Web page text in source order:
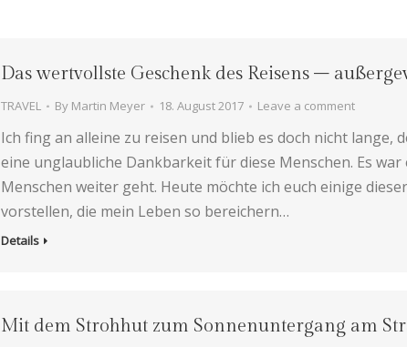
Das wertvollste Geschenk des Reisens –
TRAVEL By Martin Meyer 18. August 2017 Leave a comment
Ich fing an alleine zu reisen und blieb es doch nicht lange,
eine unglaubliche Dankbarkeit für diese Menschen. Es
Menschen weiter geht. Heute möchte ich euch einige
vorstellen, die mein Leben so bereichern…
Details
Mit dem Strohhut zum Sonnenuntergang am